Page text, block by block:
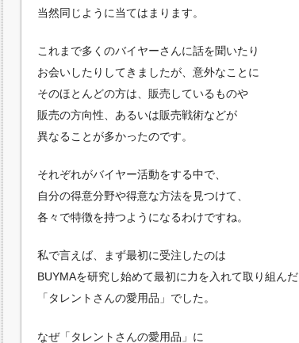
当然同じように当てはまります。
これまで多くのバイヤーさんに話を聞いたり
お会いしたりしてきましたが、意外なことに
そのほとんどの方は、販売しているものや
販売の方向性、あるいは販売戦術などが
異なることが多かったのです。
それぞれがバイヤー活動をする中で、
自分の得意分野や得意な方法を見つけて、
各々で特徴を持つようになるわけですね。
私で言えば、まず最初に受注したのは
BUYMAを研究し始めて最初に力を入れて取り組んだ
「タレントさんの愛用品」でした。
なぜ「タレントさんの愛用品」に